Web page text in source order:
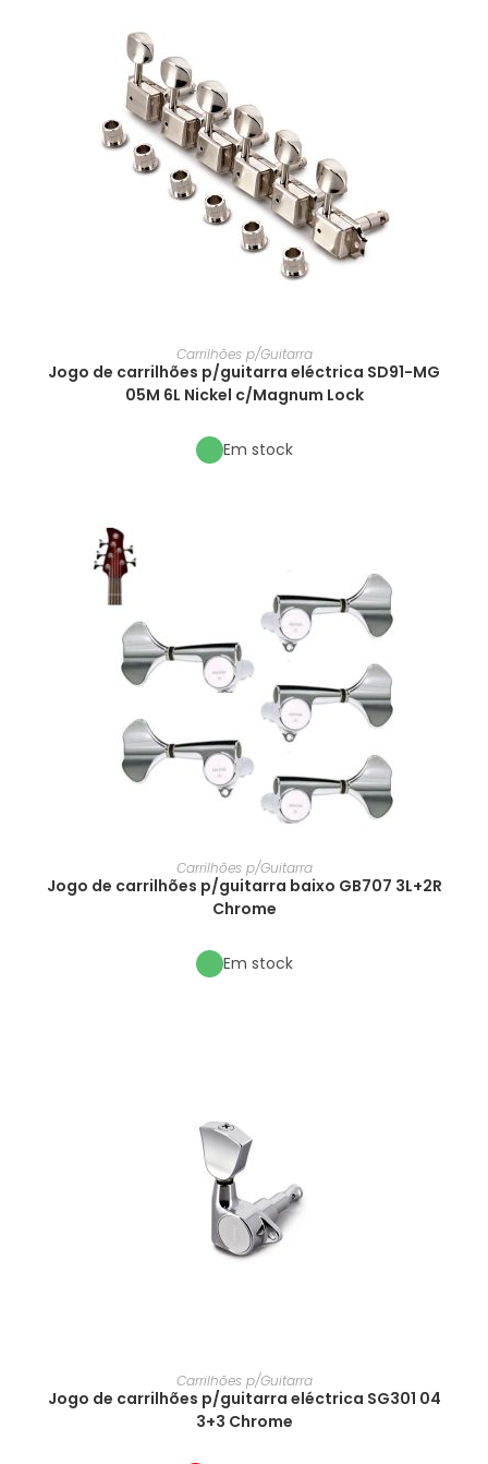
Carrilhões p/Guitarra
Jogo de carrilhões p/guitarra eléctrica SD91-MG
05M 6L Nickel c/Magnum Lock
Em stock
Carrilhões p/Guitarra
Jogo de carrilhões p/guitarra baixo GB707 3L+2R
Chrome
Em stock
Carrilhões p/Guitarra
Jogo de carrilhões p/guitarra eléctrica SG301 04
3+3 Chrome